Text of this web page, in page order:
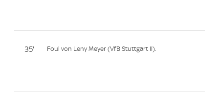
35' Foul von Leny Meyer (VfB Stuttgart II).